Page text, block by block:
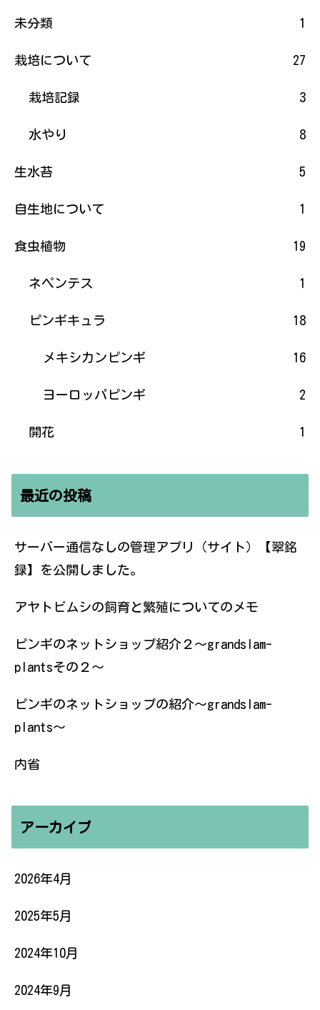
未分類 1
栽培について 27
栽培記録 3
水やり 8
生水苔 5
自生地について 1
食虫植物 19
ネペンテス 1
ピンギキュラ 18
メキシカンピンギ 16
ヨーロッパピンギ 2
開花 1
最近の投稿
サーバー通信なしの管理アプリ（サイト）【翠銘
録】を公開しました。
アヤトビムシの飼育と繁殖についてのメモ
ピンギのネットショップ紹介２〜grandslam-
plantsその２〜
ピンギのネットショップの紹介〜grandslam-
plants〜
内省
アーカイブ
2026年4月
2025年5月
2024年10月
2024年9月